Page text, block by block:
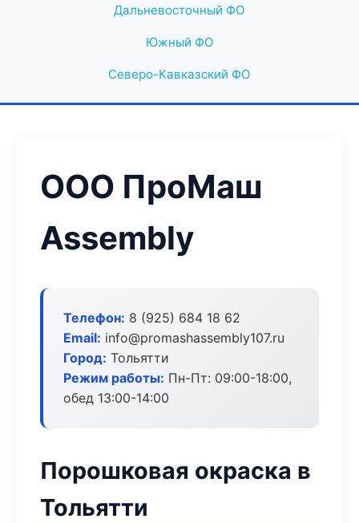
Дальневосточный ФО
Южный ФО
Северо-Кавказский ФО
ООО ПроМаш
Assembly
Телефон: 8 (925) 684 18 62
Email: info@promashassembly107.ru
Город: Тольятти
Режим работы: Пн-Пт: 09:00-18:00,
обед 13:00-14:00
Порошковая окраска в
Тольятти